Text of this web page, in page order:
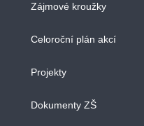
Zájmové kroužky
Celoroční plán akcí
Projekty
Dokumenty ZŠ